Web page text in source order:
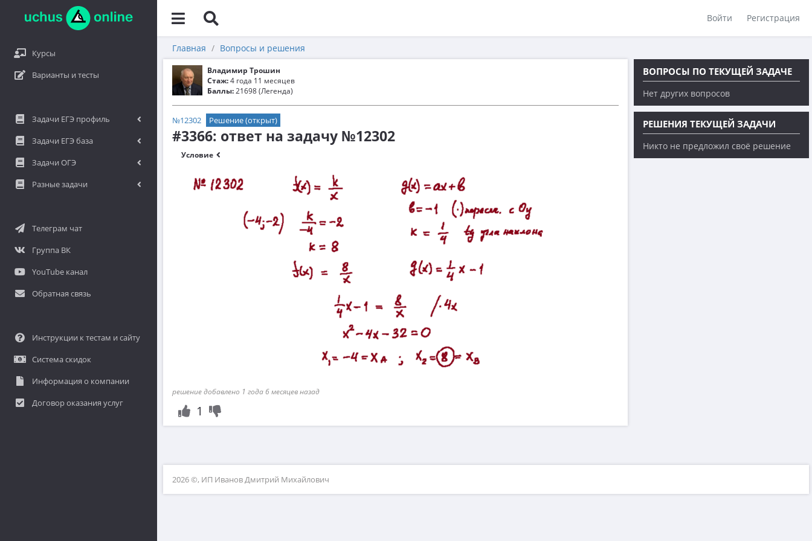
Войти Регистрация
Курсы
Варианты и тесты
Задачи ЕГЭ профиль
Задачи ЕГЭ база
Задачи ОГЭ
Разные задачи
Телеграм чат
Группа ВК
YouTube канал
Обратная связь
Инструкции к тестам и сайту
Система скидок
Информация о компании
Договор оказания услуг
Главная Вопросы и решения
Владимир Трошин
Стаж:4 года 11 месяцев
Баллы:21698 (Легенда)
№12302 Решение (открыт)
#3366: ответ на задачу №12302
Условие
решение добавлено 1 года 6 месяцев назад
1
ВОПРОСЫ ПО ТЕКУЩЕЙ ЗАДАЧЕ
Нет других вопросов
РЕШЕНИЯ ТЕКУЩЕЙ ЗАДАЧИ
Никто не предложил своё решение
2026 ©, ИП Иванов Дмитрий Михайлович